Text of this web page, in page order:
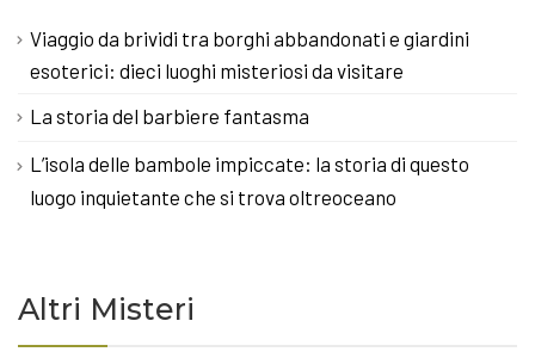
Viaggio da brividi tra borghi abbandonati e giardini
esoterici: dieci luoghi misteriosi da visitare
La storia del barbiere fantasma
L’isola delle bambole impiccate: la storia di questo
luogo inquietante che si trova oltreoceano
Altri Misteri